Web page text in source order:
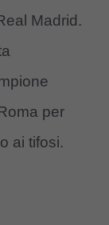
Madrid.
per
ai tifosi.